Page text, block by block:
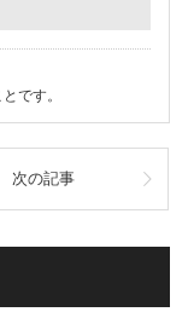
です。
次の記事